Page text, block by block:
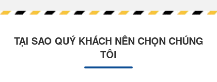
TẠI SAO QUÝ KHÁCH NÊN CHỌN CHÚNG
TÔI